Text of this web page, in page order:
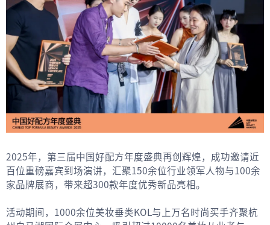
2025年，第三届中国好配方年度盛典再创辉煌，成功邀请近
百位重磅嘉宾到场演讲，汇聚150余位行业领军人物与100余
家品牌展商，带来超300款年度优秀新品亮相。
活动期间，1000余位美妆垂类KOL与上万名时尚买手齐聚杭